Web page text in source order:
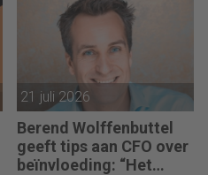
Manager: “We zitten in
een transitie van
reactief naar proactief.”
21 juli 2026
Berend Wolffenbuttel
geeft tips aan CFO over
beïnvloeding: “Het